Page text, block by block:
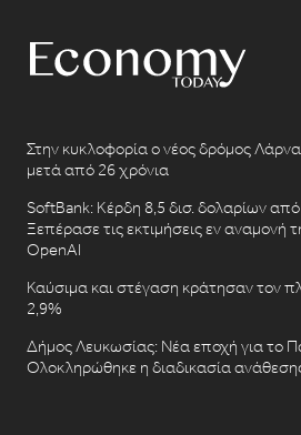
Στην κυκλοφορία ο νέος δρόμος
μετά από 26 χρόνια
SoftBank: Κέρδη 8,5 δισ. δολαρίων
Ξεπέρασε τις εκτιμήσεις εν αναμονή
OpenAI
Καύσιμα και στέγαση κράτησαν τον
2,9%
Δήμος Λευκωσίας: Νέα εποχή για το
Ολοκληρώθηκε η διαδικασία